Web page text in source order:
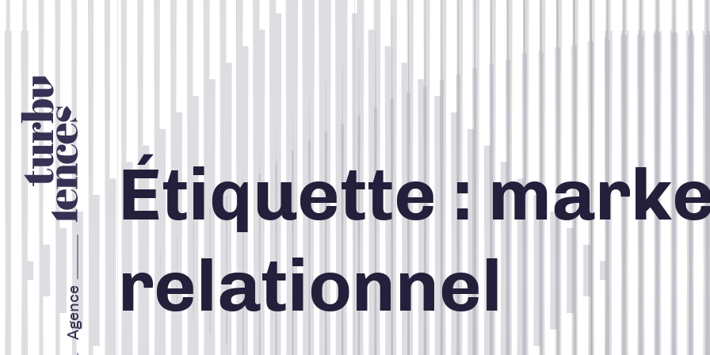
Agence
Nos services
STRATÉGIE ET IMAGE DE
CONCEPTION DE SITES WEB
MARKETING WEB
CRÉATION, DESIGN ET
PRODUCTION
Étiquette :
relationnel